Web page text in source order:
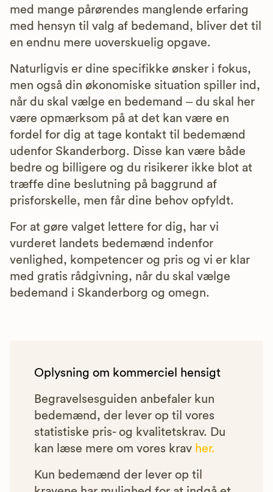
med mange pårørendes manglende erfaring
med hensyn til valg af bedemand, bliver det til
en endnu mere uoverskuelig opgave.
Naturligvis er dine specifikke ønsker i fokus,
men også din økonomiske situation spiller ind,
når du skal vælge en bedemand – du skal her
være opmærksom på at det kan være en
fordel for dig at tage kontakt til bedemænd
udenfor Skanderborg. Disse kan være både
bedre og billigere og du risikerer ikke blot at
træffe dine beslutning på baggrund af
prisforskelle, men får dine behov opfyldt.
For at gøre valget lettere for dig, har vi
vurderet landets bedemænd indenfor
venlighed, kompetencer og pris og vi er klar
med gratis rådgivning, når du skal vælge
bedemand i Skanderborg og omegn.
Oplysning om kommerciel hensigt
Begravelsesguiden anbefaler kun
bedemænd, der lever op til vores
statistiske pris- og kvalitetskrav. Du
kan læse mere om vores krav her.
Kun bedemænd der lever op til